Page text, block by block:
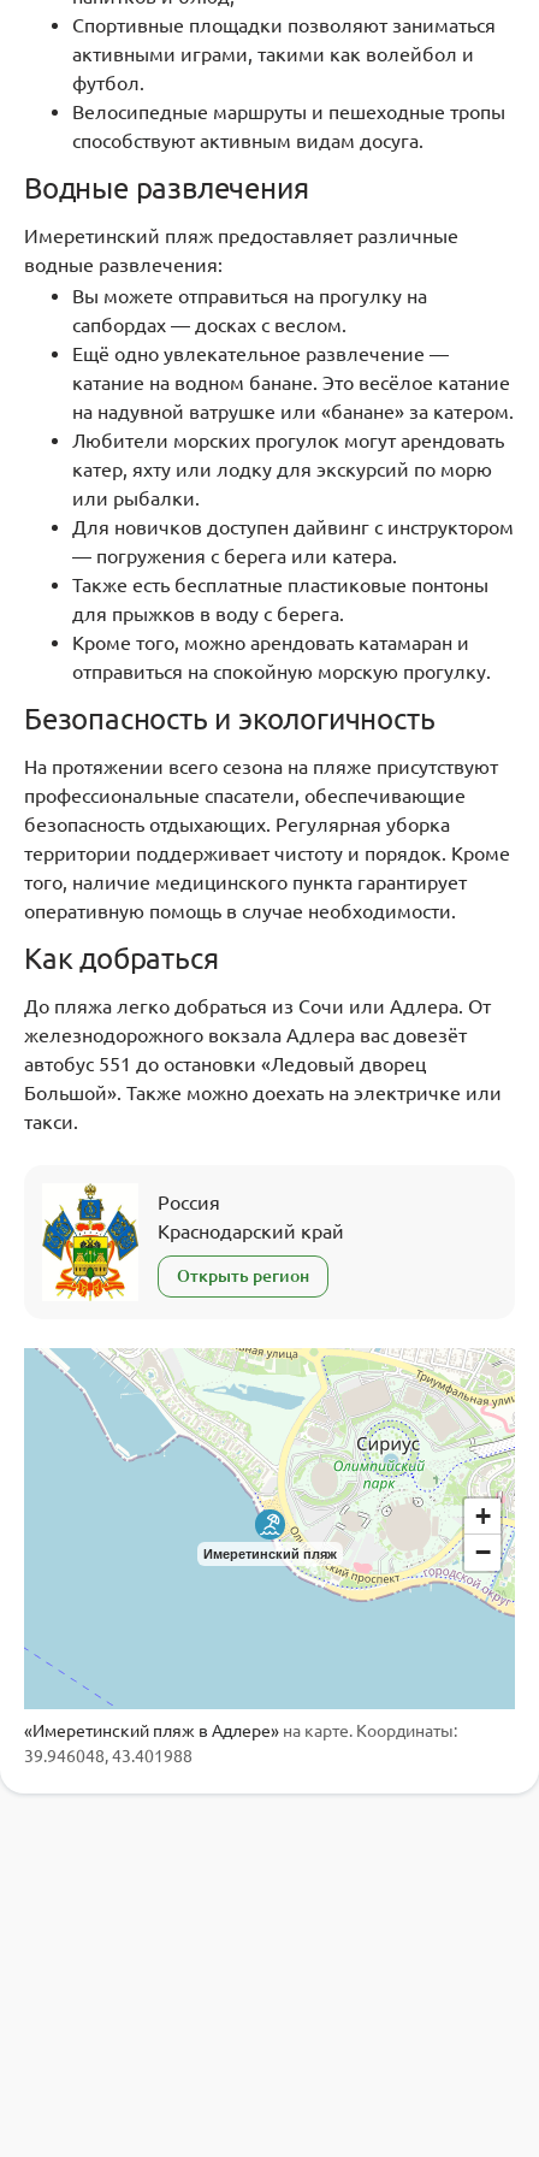
Спортивные площадки позволяют заниматься
активными играми, такими как волейбол и
футбол.
Велосипедные маршруты и пешеходные тропы
способствуют активным видам досуга.
Водные развлечения
Имеретинский пляж предоставляет различные
водные развлечения:
Вы можете отправиться на прогулку на
сапбордах — досках с веслом.
Ещё одно увлекательное развлечение —
катание на водном банане. Это весёлое катание
на надувной ватрушке или «банане» за катером.
Любители морских прогулок могут арендовать
катер, яхту или лодку для экскурсий по морю
или рыбалки.
Для новичков доступен дайвинг с инструктором
— погружения с берега или катера.
Также есть бесплатные пластиковые понтоны
для прыжков в воду с берега.
Кроме того, можно арендовать катамаран и
отправиться на спокойную морскую прогулку.
Безопасность и экологичность
На протяжении всего сезона на пляже присутствуют
профессиональные спасатели, обеспечивающие
безопасность отдыхающих. Регулярная уборка
территории поддерживает чистоту и порядок. Кроме
того, наличие медицинского пункта гарантирует
оперативную помощь в случае необходимости.
Как добраться
До пляжа легко добраться из Сочи или Адлера. От
железнодорожного вокзала Адлера вас довезёт
автобус 551 до остановки «Ледовый дворец
Большой». Также можно доехать на электричке или
такси.
Россия
Краснодарский край
Открыть регион
Имеретинский пляж
+
−
«Имеретинский пляж в Адлере» на карте. Координаты:
39.946048, 43.401988